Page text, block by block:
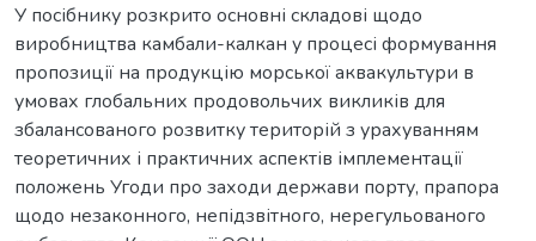
У посібнику розкрито основні складові щодо
виробництва камбали-калкан у процесі формування
пропозиції на продукцію морської аквакультури в
умовах глобальних продовольчих викликів для
збалансованого розвитку територій з урахуванням
теоретичних і практичних аспектів імплементації
положень Угоди про заходи держави порту, прапора
щодо незаконного, непідзвітного, нерегульованого